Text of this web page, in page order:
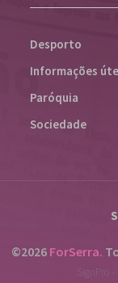
Desporto
Informações
Paróquia
Sociedade
©2026 ForSerra.
SignPro